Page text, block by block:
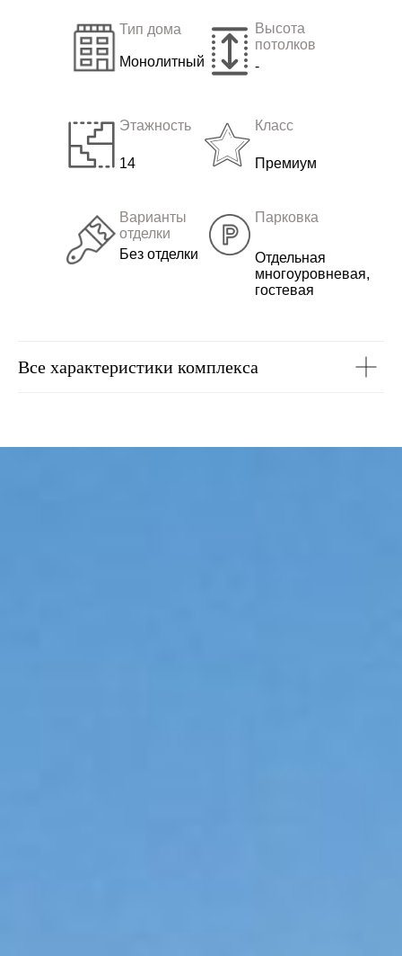
Этажность
14
Класс
Премиум
Тип дома
Монолитный
Высота
потолков
-
Варианты
отделки
Без отделки
Парковка
Отдельная
многоуровневая,
гостевая
Все характеристики комплекса